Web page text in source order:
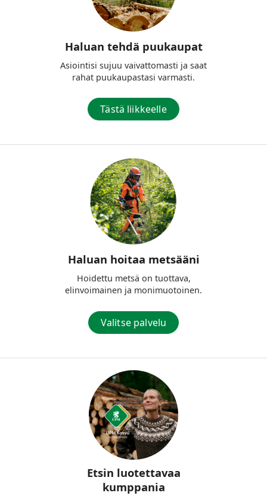
Haluan tehdä puukaupat
Asiointisi sujuu vaivattomasti ja saat
rahat puukaupastasi varmasti.
Tästä liikkeelle
Haluan hoitaa metsääni
Hoidettu metsä on tuottava,
elinvoimainen ja monimuotoinen.
Valitse palvelu
Etsin luotettavaa
kumppania